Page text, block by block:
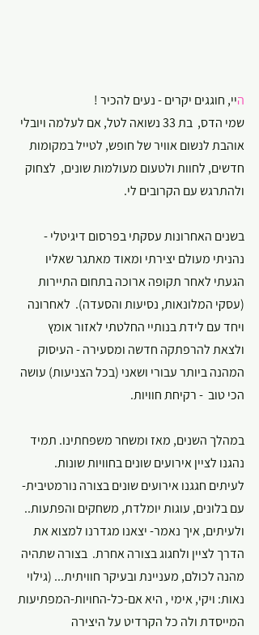
היי, חוגגים יקרים - נעים להכיר !
שמי הדס,  בת 33 נשואה לטל, אם לעלמה ויובלי
אוהבת לנשום אוויר של חופש, לטייל במקומות
חדשים, לחוות ולטעום מעולמות שונים,  לצחוק
ולהתרגש עם הקרובים לי.
בשנים האחרונות עסקתי בפרסום דיגיטלי -
נהניתי מעולם יצירתי ומאוד מאתגר שאליו
הגעתי לאחר תקופה ארוכה בתחום התיירות
(עסקי המלונאות, נסיעות והסעדה).  לאחרונה
ויחד עם לידת בנותיי החלטתי לאזור אומץ
ולצאת להרפתקה חדשה ומסעירה - העיסוק
המהנה ביותר עבורי ושאני (בכל הצניעות) עושה
הכי טוב  - רקיחת חוויות.
במהלך השנים, מאז ומשחר משפחתינו. תמיד
נהגנו לציין אירועים שונים בחוויות שונות.
לעיתים חגגנו אירועים שונים בצורה נורמטיבית-
עם בלונים, עוגות יומלדת, משחקים והפתעות..
ולעיתים, איך נאמר- יצאנו מגדרנו למצוא את
הדרך לציין ולחגוג בצורה אחרת.  בצורה שתהיה
מהנה לכולם, מעניינת ובעיקר חוויתית... (גילוי
נאות: ויקי, אימי , היא אם-כל-החויות-המפתיעות
המייסדת ולה כל הקרדיט על היצירה